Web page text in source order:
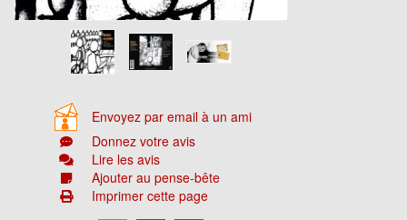
Envoyez par email à un ami
Donnez votre avis
Lire les avis
Ajouter au pense-bête
Imprimer cette page